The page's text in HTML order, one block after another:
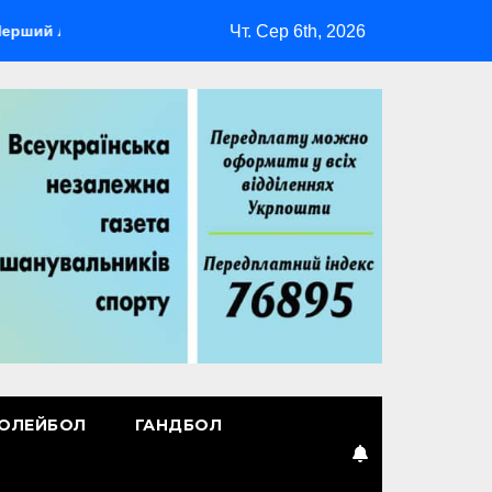
Повернення Мудрика Втрачені ілюзії
Чт. Сер 6th, 2026
ГАНДБОЛ